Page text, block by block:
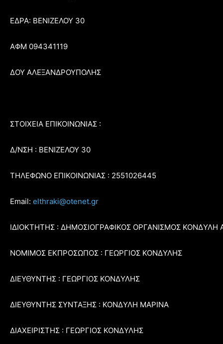
ΕΔΡΑ: ΒΕΝΙΖΕΛΟΥ 30
ΑΦΜ 094341119
ΔΟΥ ΑΛΕΞΑΝΔΡΟΥΠΟΛΗΣ
ΣΤΟΙΧΕΙΑ ΕΠΙΚΟΙΝΩΝΙΑΣ :
Δ/ΝΣΗ : ΒΕΝΙΖΕΛΟΥ 30
ΤΗΛΕΦΩΝΟ ΕΠΙΚΟΙΝΩΝΙΑΣ : 2551026445
Email: elthraki@otenet.gr
ΙΔΙΟΚΤΗΤΗΣ : ΔΗΜΟΣΙΟΓΡΑΦΙΚΟΣ ΟΡΓΑΝΙΣΜΟΣ ΚΟΝΔΥΛΗ
ΝΟΜΙΜΟΣ ΕΚΠΡΟΣΩΠΟΣ : ΓΕΩΡΓΙΟΣ ΚΟΝΔΥΛΗΣ
ΔΙΕΥΘΥΝΤΗΣ : ΓΕΩΡΓΙΟΣ ΚΟΝΔΥΛΗΣ
ΔΙΕΥΘΥΝΤΗΣ ΣΥΝΤΑΞΗΣ : ΚΟΝΔΥΛΗ ΜΑΡΙΝΑ
ΔΙΑΧΕΙΡΙΣΤΗΣ : ΓΕΩΡΓΙΟΣ ΚΟΝΔΥΛΗΣ